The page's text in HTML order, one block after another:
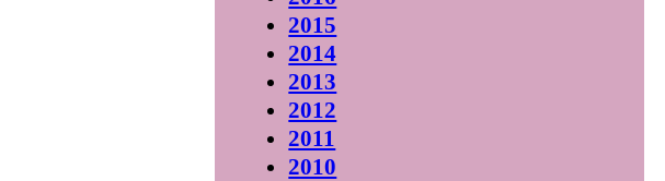
2015
2014
2013
2012
2011
2010